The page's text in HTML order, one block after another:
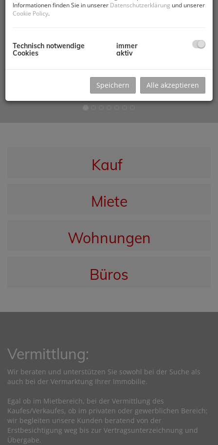
Kauf
Miete
Wohnungen
Büros
Vermittlung:
Wir beraten und unterstützen Sie sowohl bei der Suche als
auch bei der Vermarktung Ihrer Immobilie.
Egal ob im Mietbereich, bei der Vermittlung des
Kaufes/Verkaufes, ob im privaten oder gewerblichen Bereich;
wir begleiten unsere Kunden beratend von der
Erstbesichtigung weg bis zur Vertragsunterzeichnung und
Übergabe.
Informationen finden Sie in unserer Datenschutzerklärung und unserer
Cookie Policy.
Technisch notwendige
Cookies
immer
aktiv
Speichern Alle akzeptieren